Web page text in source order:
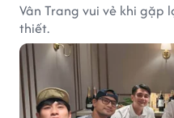
Vân Trang vui vẻ khi
thiết.